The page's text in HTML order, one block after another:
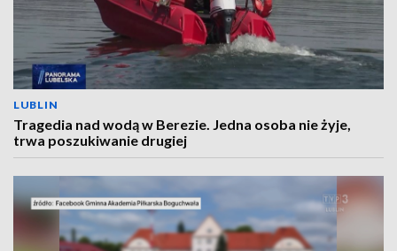
LUBLIN
Tragedia nad wodą w Berezie. Jedna osoba nie żyje,
trwa poszukiwanie drugiej